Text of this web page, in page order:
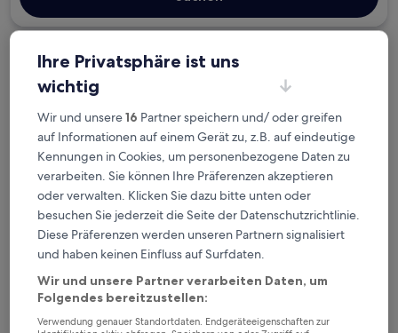
Kostenlose Stornierung bei
Planänderungen
Verdiene Prämien für jede
wahrgenommene Übernachtung
Mehr sparen mit Preisen für Mitglieder
Überprüfe die Preise für diese Daten
Heute
6. Aug. - 7. Aug.
7. Aug. - 8. Aug.
Ihre Privatsphäre ist uns
wichtig
Wir und unsere16 Partner speichern und/ oder greifen
auf Informationen auf einem Gerät zu, z.B. auf eindeutige
Kennungen in Cookies, um personenbezogene Daten zu
verarbeiten. Sie können Ihre Präferenzen akzeptieren
oder verwalten. Klicken Sie dazu bitte unten oder
besuchen Sie jederzeit die Seite der Datenschutzrichtlinie.
Diese Präferenzen werden unseren Partnern signalisiert
und haben keinen Einfluss auf Surfdaten.
Wir und unsere Partner verarbeiten Daten, um
Folgendes bereitzustellen:
Verwendung genauer Standortdaten. Endgeräteeigenschaften zur